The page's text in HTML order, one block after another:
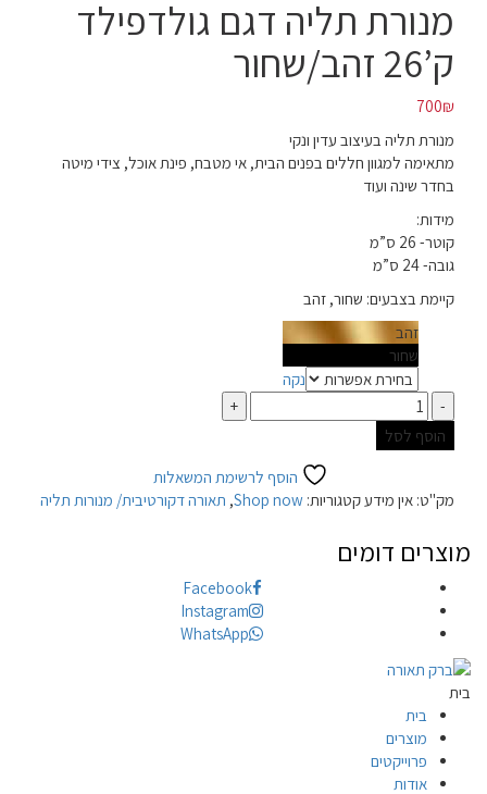
מנורת תליה דגם גולדפילד
ק’26 זהב/שחור
700₪
מנורת תליה בעיצוב עדין ונקי
מתאימה למגוון חללים בפנים הבית, אי מטבח, פינת אוכל, צידי מיטה
בחדר שינה ועוד
מידות:
קוטר- 26 ס”מ
גובה- 24 ס”מ
קיימת בצבעים: שחור, זהב
זהב
שחור
נקה
כמות
הוסף לסל
הוסף לרשימת המשאלות
מק"ט: אין מידע קטגוריות: Shop now
, תאורה דקורטיבית/ מנורות תליה
מוצרים דומים
Facebook
Instagram
WhatsApp
בית
בית
מוצרים
פרוייקטים
אודות